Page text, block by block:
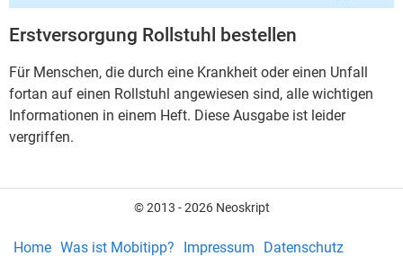
Erstversorgung Rollstuhl bestellen
Für Menschen, die durch eine Krankheit oder einen Unfall
fortan auf einen Rollstuhl angewiesen sind, alle wichtigen
Informationen in einem Heft. Diese Ausgabe ist leider
vergriffen.
© 2013 - 2026 Neoskript
Home Was ist Mobitipp? Impressum
Datenschutz